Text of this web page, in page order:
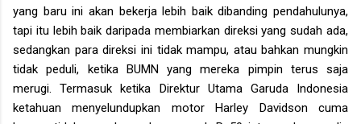
yang baru ini akan bekerja lebih baik dibanding pendahulunya,
tapi itu lebih baik daripada membiarkan direksi yang sudah ada,
sedangkan para direksi ini tidak mampu, atau bahkan mungkin
tidak peduli, ketika BUMN yang mereka pimpin terus saja
merugi. Termasuk ketika Direktur Utama Garuda Indonesia
ketahuan menyelundupkan motor Harley Davidson cuma